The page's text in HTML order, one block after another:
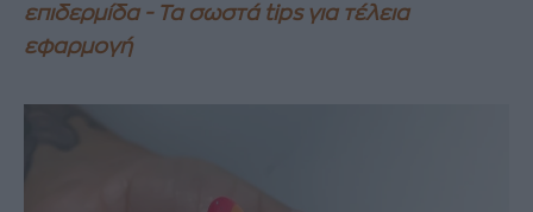
επιδερμίδα - Τα σωστά tips για τέλεια
εφαρμογή